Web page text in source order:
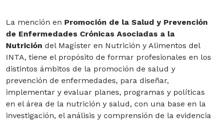
Genética
Nutrición y Salud
Salud Pública
Cursos
Diplomas
La mención en Promoción de la Salud y Prevención
de Enfermedades Crónicas Asociadas a la
Nutrición del Magíster en Nutrición y Alimentos del
INTA, tiene el propósito de formar profesionales en los
distintos ámbitos de la promoción de salud y
prevención de enfermedades, para diseñar,
implementar y evaluar planes, programas y políticas
en el área de la nutrición y salud, con una base en la
investigación, el análisis y comprensión de la evidencia